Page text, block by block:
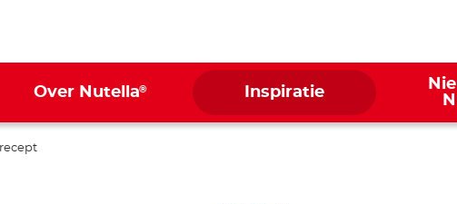
Over Nutella® Inspiratie
recept